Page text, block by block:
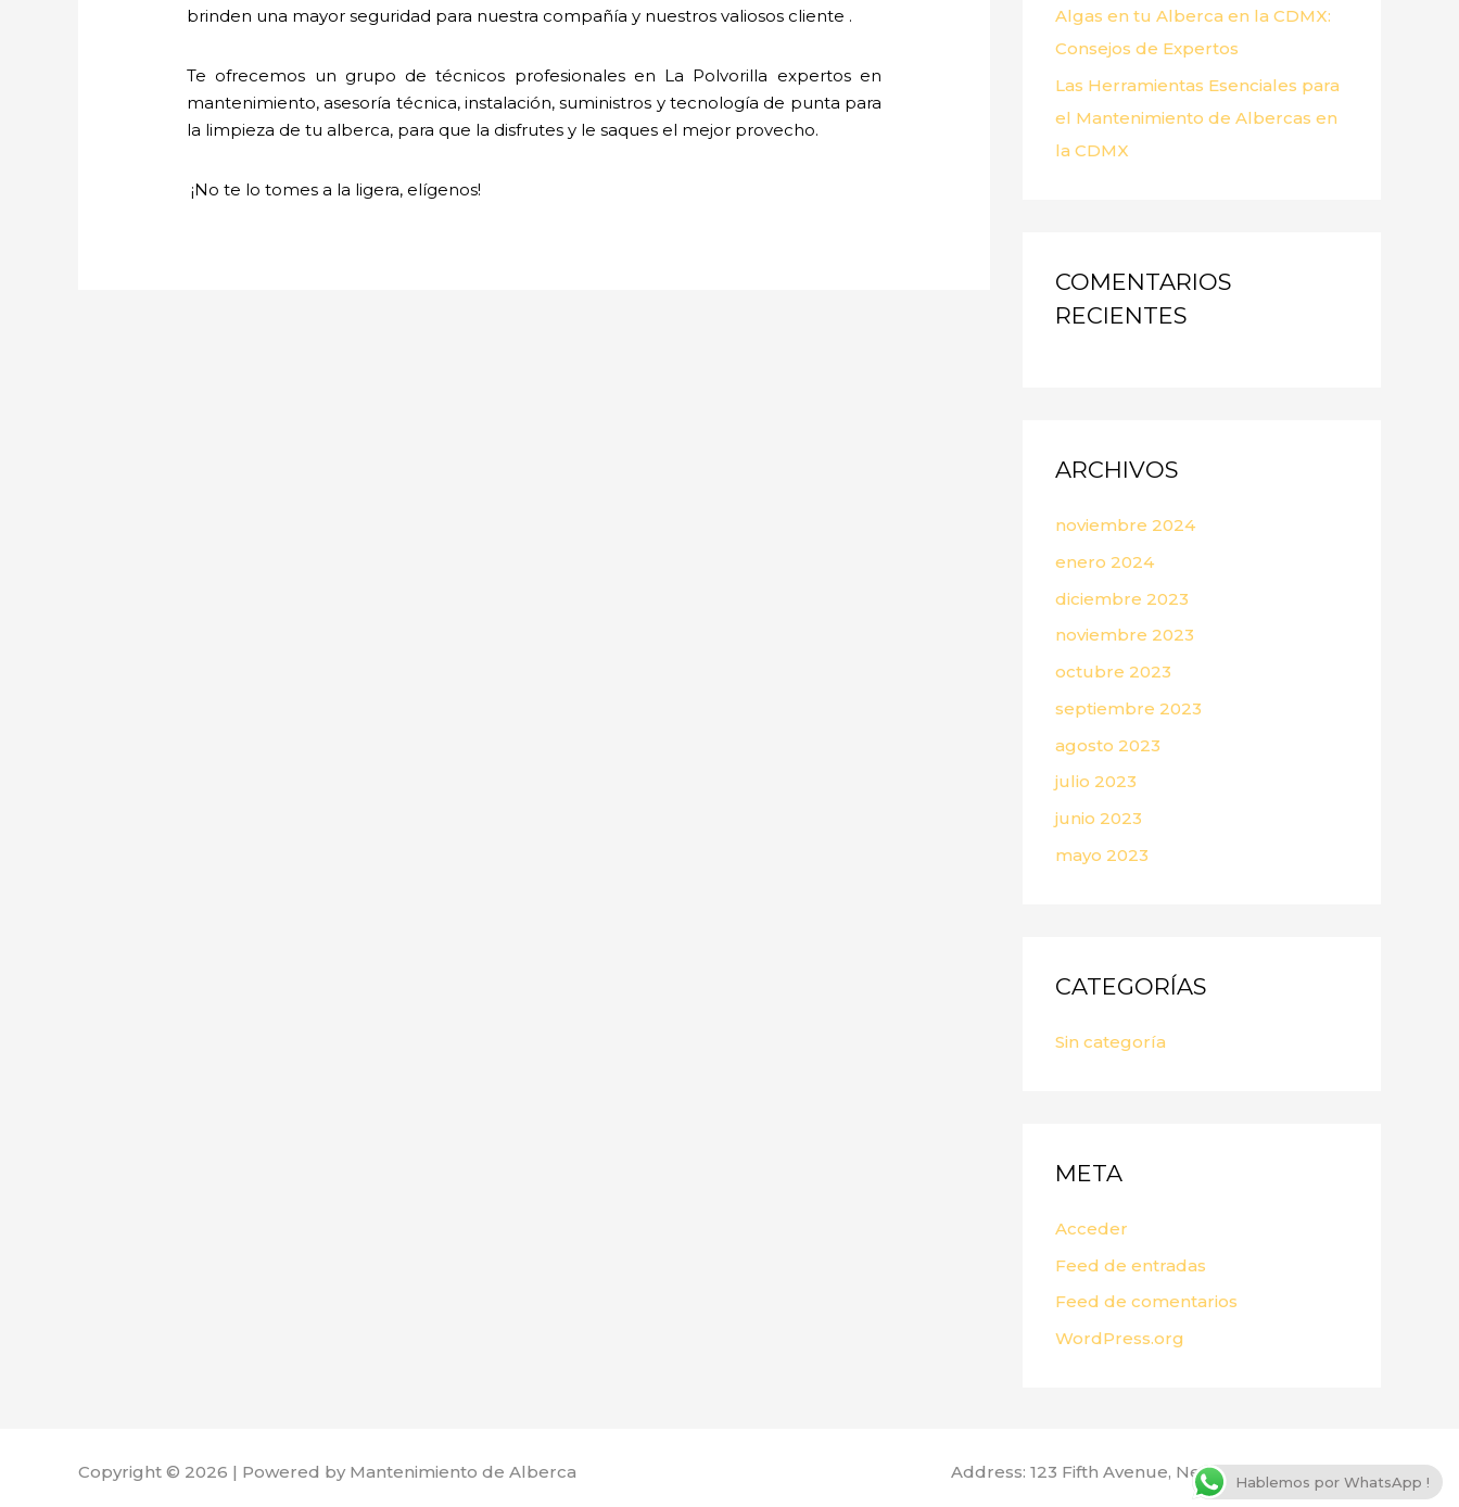
brinden una mayor seguridad para nuestra compañía y nuestros valiosos cliente .
Te ofrecemos un grupo de técnicos profesionales en La Polvorilla expertos en
mantenimiento, asesoría técnica, instalación, suministros y tecnología de punta para
la limpieza de tu alberca, para que la disfrutes y le saques el mejor provecho.
¡No te lo tomes a la ligera, elígenos!
Algas en tu Alberca en la CDMX:
Consejos de Expertos
Las Herramientas Esenciales para
el Mantenimiento de Albercas en
la CDMX
COMENTARIOS
RECIENTES
ARCHIVOS
noviembre 2024
enero 2024
diciembre 2023
noviembre 2023
octubre 2023
septiembre 2023
agosto 2023
julio 2023
junio 2023
mayo 2023
CATEGORÍAS
Sin categoría
META
Acceder
Feed de entradas
Feed de comentarios
WordPress.org
Copyright © 2026 | Powered by Mantenimiento de Alberca Address: 123 Fifth Avenue, New York, NY 10160, USA
Hablemos por WhatsApp !